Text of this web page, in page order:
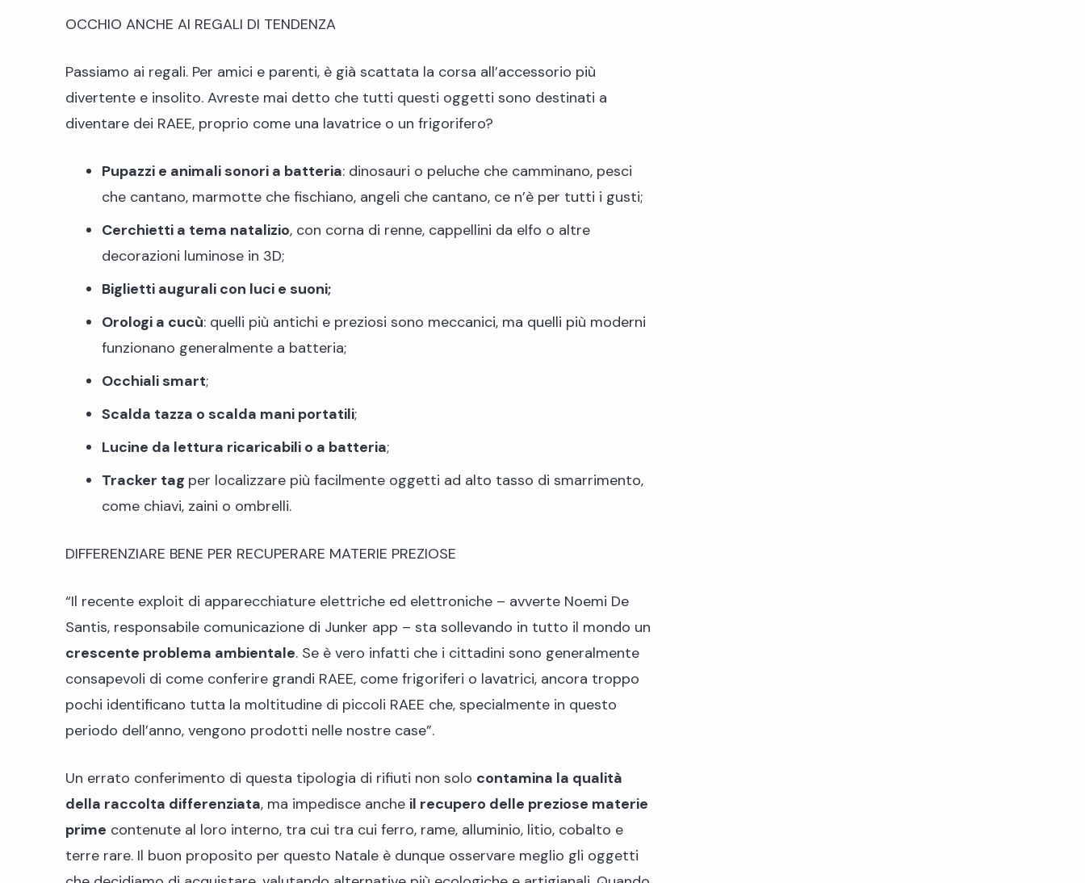
OCCHIO ANCHE AI REGALI DI TENDENZA
Passiamo ai regali. Per amici e parenti, è già scattata la corsa all’accessorio più
divertente e insolito. Avreste mai detto che tutti questi oggetti sono destinati a
diventare dei RAEE, proprio come una lavatrice o un frigorifero?
Pupazzi e animali sonori a batteria: dinosauri o peluche che camminano, pesci
che cantano, marmotte che fischiano, angeli che cantano, ce n’è per tutti i gusti;
Cerchietti a tema natalizio, con corna di renne, cappellini da elfo o altre
decorazioni luminose in 3D;
Biglietti augurali con luci e suoni;
Orologi a cucù: quelli più antichi e preziosi sono meccanici, ma quelli più moderni
funzionano generalmente a batteria;
Occhiali smart;
Scalda tazza o scalda mani portatili;
Lucine da lettura ricaricabili o a batteria;
Tracker tag per localizzare più facilmente oggetti ad alto tasso di smarrimento,
come chiavi, zaini o ombrelli.
DIFFERENZIARE BENE PER RECUPERARE MATERIE PREZIOSE
“Il recente exploit di apparecchiature elettriche ed elettroniche – avverte Noemi De
Santis, responsabile comunicazione di Junker app – sta sollevando in tutto il mondo un
crescente problema ambientale. Se è vero infatti che i cittadini sono generalmente
consapevoli di come conferire grandi RAEE, come frigoriferi o lavatrici, ancora troppo
pochi identificano tutta la moltitudine di piccoli RAEE che, specialmente in questo
periodo dell’anno, vengono prodotti nelle nostre case”.
Un errato conferimento di questa tipologia di rifiuti non solo contamina la qualità
della raccolta differenziata, ma impedisce anche il recupero delle preziose materie
prime contenute al loro interno, tra cui tra cui ferro, rame, alluminio, litio, cobalto e
terre rare. Il buon proposito per questo Natale è dunque osservare meglio gli oggetti